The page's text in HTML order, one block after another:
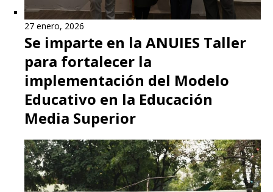
27 enero, 2026
Se imparte en la ANUIES Taller
para fortalecer la
implementación del Modelo
Educativo en la Educación
Media Superior